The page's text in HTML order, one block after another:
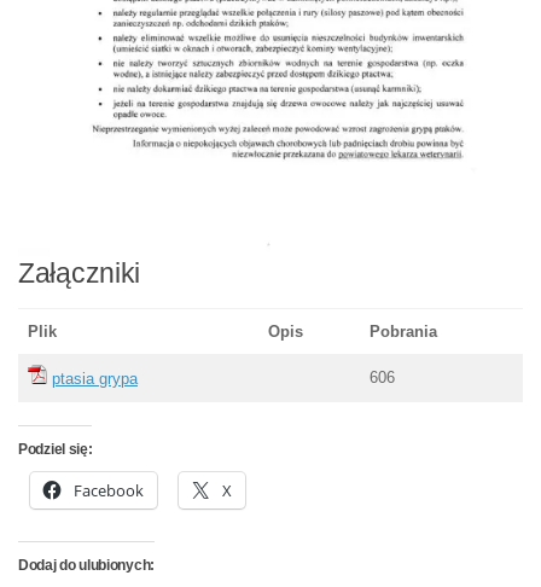
Załączniki
Plik Opis Pobrania
ptasia grypa 606
Podziel się:
Facebook X
Dodaj do ulubionych: